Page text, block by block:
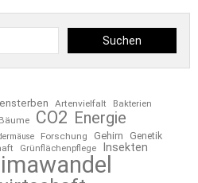
Suchen
Artenvielfalt
Bakterien
Bäume CO2 Energie
Forschung Gehirn Genetik
Grünflächenpflege Insekten